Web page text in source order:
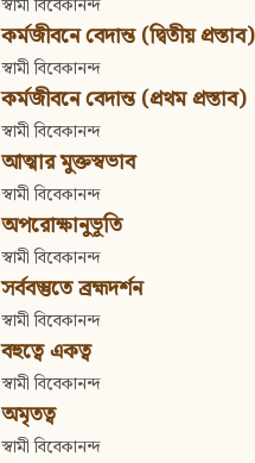
স্বামী বিবেকানন্দ
কর্মজীবনে বেদান্ত (দ্বিতীয় প্রস্তাব)
স্বামী বিবেকানন্দ
কর্মজীবনে বেদান্ত (প্রথম প্রস্তাব)
স্বামী বিবেকানন্দ
আত্মার মুক্তস্বভাব
স্বামী বিবেকানন্দ
অপরোক্ষানুভূতি
স্বামী বিবেকানন্দ
সর্ববস্তুতে ব্রহ্মদর্শন
স্বামী বিবেকানন্দ
বহুত্বে একত্ব
স্বামী বিবেকানন্দ
অমৃতত্ব
স্বামী বিবেকানন্দ